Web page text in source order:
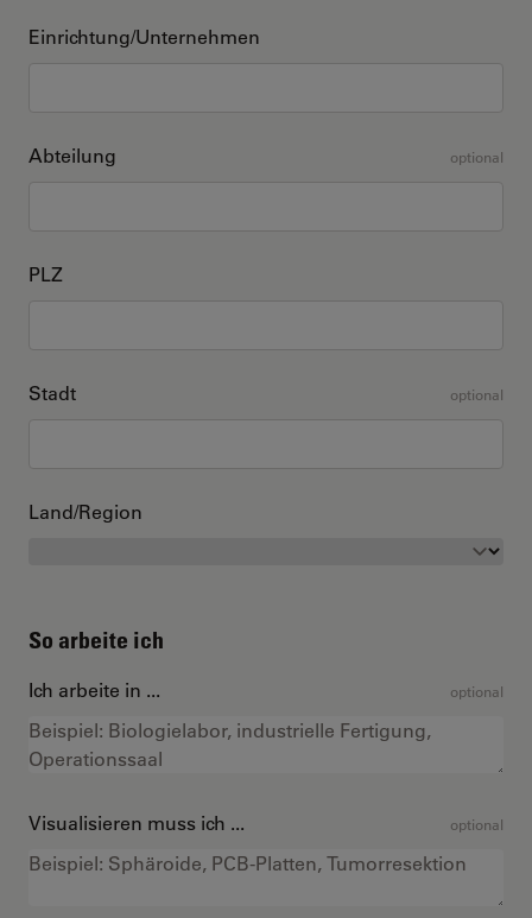
Einrichtung/Unternehmen
Abteilung optional
PLZ
Stadt optional
Land/Region
So arbeite ich
Ich arbeite in ... optional
Visualisieren muss ich ... optional